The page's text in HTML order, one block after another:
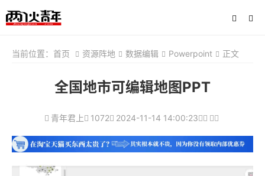
当前位置： 首页 资源阵地 数据编辑 Powerpoint 正文
全国地市可编辑地图PPT
青年君上 1072 2024-11-14 14:00:23